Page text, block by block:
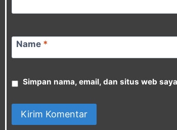
Name *
Simpan nama, email, dan situs web